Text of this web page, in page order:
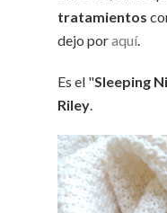
tratamientos
dejo poraquí.
Es el "Sleeping
Riley.